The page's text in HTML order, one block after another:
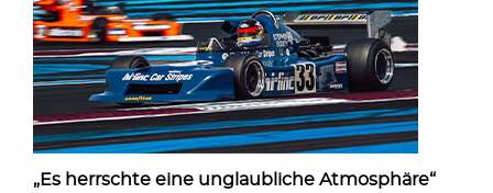
„Es herrschte eine unglaubliche Atmosphäre“